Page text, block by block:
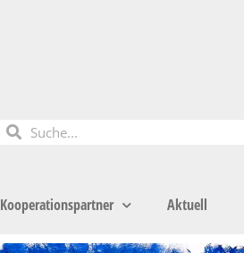
Kooperationspartner Aktuell